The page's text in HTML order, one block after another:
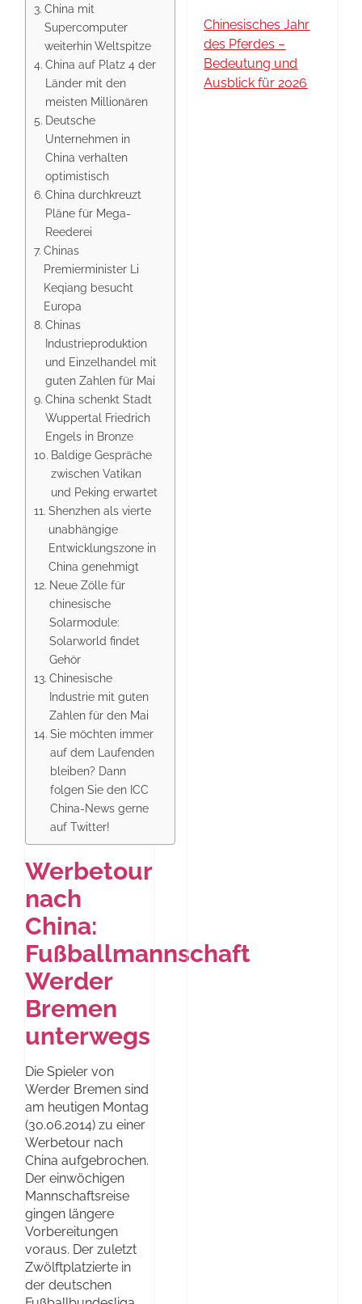
China mit
Supercomputer
weiterhin Weltspitze
China auf Platz 4 der
Länder mit den
meisten Millionären
Deutsche
Unternehmen in
China verhalten
optimistisch
China durchkreuzt
Pläne für Mega-
Reederei
Chinas
Premierminister Li
Keqiang besucht
Europa
Chinas
Industrieproduktion
und Einzelhandel mit
guten Zahlen für Mai
China schenkt Stadt
Wuppertal Friedrich
Engels in Bronze
Baldige Gespräche
zwischen Vatikan
und Peking erwartet
Shenzhen als vierte
unabhängige
Entwicklungszone in
China genehmigt
Neue Zölle für
chinesische
Solarmodule:
Solarworld findet
Gehör
Chinesische
Industrie mit guten
Zahlen für den Mai
Sie möchten immer
auf dem Laufenden
bleiben? Dann
folgen Sie den ICC
China-News gerne
auf Twitter!
Werbetour
nach
China:
Fußballmannschaft
Werder
Bremen
unterwegs
Die Spieler von
Werder Bremen sind
am heutigen Montag
(30.06.2014) zu einer
Werbetour nach
China aufgebrochen.
Der einwöchigen
Mannschaftsreise
gingen längere
Vorbereitungen
voraus. Der zuletzt
Zwölftplatzierte in
der deutschen
Chinesisches Jahr
des Pferdes –
Bedeutung und
Ausblick für 2026